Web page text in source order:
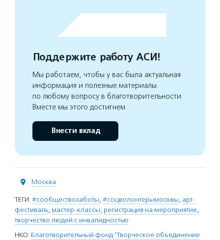
Поддержите работу АСИ!
Мы работаем, чтобы у вас была актуальная
информация и полезные материалы
по любому вопросу в благотворительности.
Вместе мы этого достигнем
Внести вклад
Москва
ТЕГИ: #сообществозаботы, #соцволонтерымосквы, арт-
фестиваль, мастер-классы, регистрация на мероприятие,
творчество людей с инвалидностью
НКО: Благотворительный фонд "Творческое объединение